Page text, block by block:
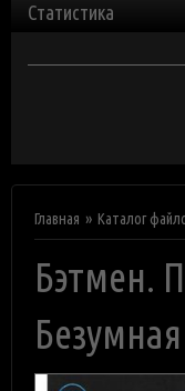
Статистика
Главная Каталог
Бэтмен.